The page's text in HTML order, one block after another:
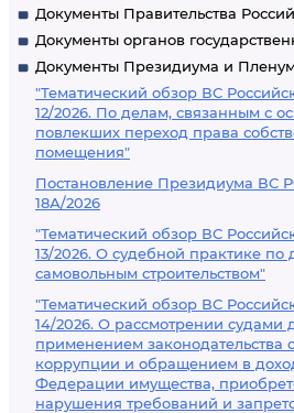
Документы Правительства
Документы органов
Документы Президиума и
"Тематический обзор ВС
12/2026. По делам, связанным с
повлекших переход права
помещения"
Постановление Президиума ВС
18А/2026
"Тематический обзор ВС
13/2026. О судебной практике по
самовольным строительством"
"Тематический обзор ВС
14/2026. О рассмотрении судами
применением законодательства
коррупции и обращением в
Федерации имущества,
нарушения требований и